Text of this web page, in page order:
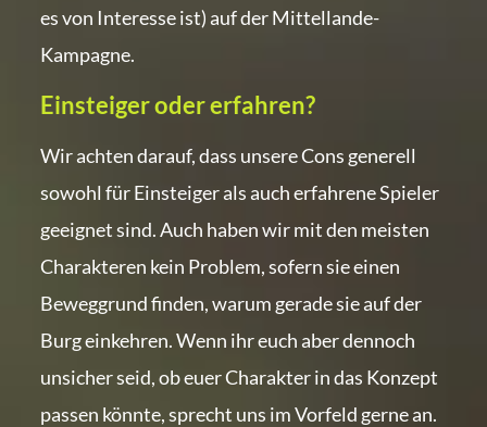
es von Interesse ist) auf der Mittellande-
Kampagne.
Einsteiger oder erfahren?
Wir achten darauf, dass unsere Cons generell
sowohl für Einsteiger als auch erfahrene Spieler
geeignet sind. Auch haben wir mit den meisten
Charakteren kein Problem, sofern sie einen
Beweggrund finden, warum gerade sie auf der
Burg einkehren. Wenn ihr euch aber dennoch
unsicher seid, ob euer Charakter in das Konzept
passen könnte, sprecht uns im Vorfeld gerne an.